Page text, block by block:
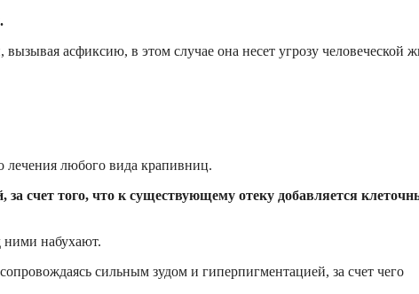
асфиксию, в этом случае она несет угрозу человеческой
лечения любого вида крапивниц.
счет того, что к существующему отеку добавляется
набухают.
сильным зудом и гиперпигментацией, за счет чего